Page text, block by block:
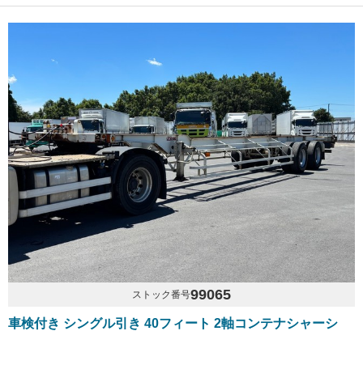
ストック番号99065
車検付き シングル引き 40フィート 2軸コンテナシャーシ